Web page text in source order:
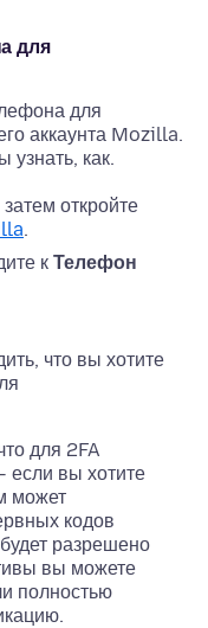
для
для
аккаунта Mozilla.
узнать, как.
затем откройте
.
к Телефон
что вы хотите
для 2FA
если вы хотите
может
кодов
разрешено
вы можете
полностью